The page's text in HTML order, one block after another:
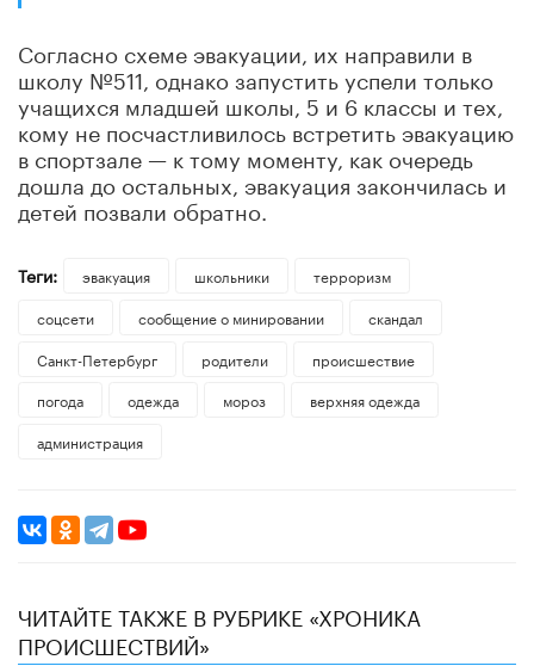
Согласно схеме эвакуации, их направили в
школу №511, однако запустить успели только
учащихся младшей школы, 5 и 6 классы и тех,
кому не посчастливилось встретить эвакуацию
в спортзале — к тому моменту, как очередь
дошла до остальных, эвакуация закончилась и
детей позвали обратно.
Теги: эвакуация школьники
терроризм
соцсети
сообщение о минировании
скандал
Санкт-Петербург
родители
происшествие
погода
одежда мороз
верхняя одежда
администрация
ЧИТАЙТЕ ТАКЖЕ В РУБРИКЕ «ХРОНИКА
ПРОИСШЕСТВИЙ»